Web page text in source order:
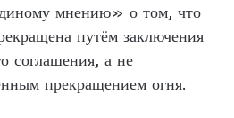
мнению» о том, что
путём заключения
соглашения, а не
прекращением огня.